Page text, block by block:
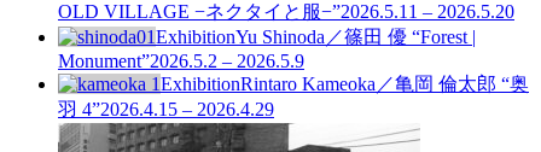
OLD VILLAGE −ネクタイと服−”2026.5.11 – 2026.5.20
ExhibitionYu Shinoda／篠田 優 “Forest |
Monument”2026.5.2 – 2026.5.9
ExhibitionRintaro Kameoka／亀岡 倫太郎 “奥
羽 4”2026.4.15 – 2026.4.29